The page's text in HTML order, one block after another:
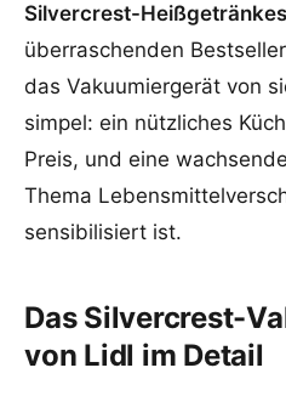
Silvercrest-
überraschenden
das Vakuumiergerät von
simpel: ein nützliches
Preis, und eine
Thema
sensibilisiert ist.
Das Silvercrest-
von Lidl im Detail